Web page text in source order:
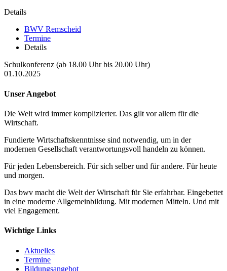
Details
BWV Remscheid
Termine
Details
Schulkonferenz (ab 18.00 Uhr bis 20.00 Uhr)
01.10.2025
Unser Angebot
Die Welt wird immer komplizierter. Das gilt vor allem für die
Wirtschaft.
Fundierte Wirtschaftskenntnisse sind notwendig, um in der
modernen Gesellschaft verantwortungsvoll handeln zu können.
Für jeden Lebensbereich. Für sich selber und für andere. Für heute
und morgen.
Das bwv macht die Welt der Wirtschaft für Sie erfahrbar. Eingebettet
in eine moderne Allgemeinbildung. Mit modernen Mitteln. Und mit
viel Engagement.
Wichtige Links
Aktuelles
Termine
Bildungsangebot